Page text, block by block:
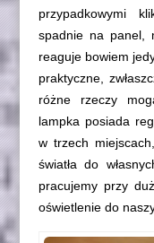
przypadkowymi
spadnie na panel,
reaguje bowiem
praktyczne,
różne rzeczy
lampka posiada
w trzech
światła do
pracujemy przy
oświetlenie do